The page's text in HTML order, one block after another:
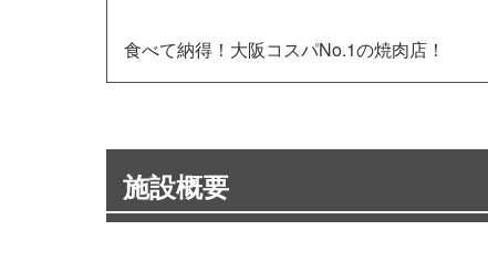
食べて納得！大阪コスパNo.1の焼肉店！
施設概要